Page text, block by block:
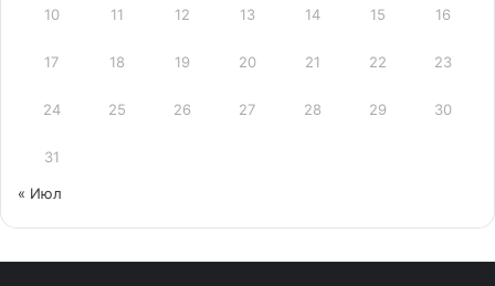
10 11 12 13 14 15 16
17 18 19 20 21 22 23
24 25 26 27 28 29 30
31
« Июл